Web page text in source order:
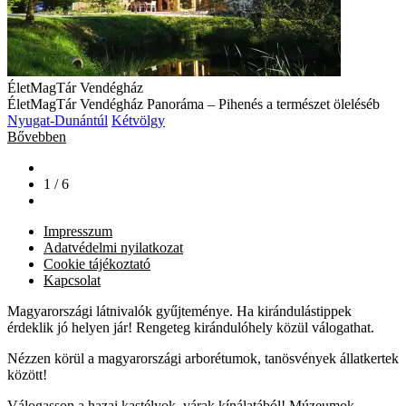
ÉletMagTár Vendégház
ÉletMagTár Vendégház Panoráma – Pihenés a természet öleléséb
Nyugat-Dunántúl Kétvölgy
Bővebben
1 / 6
Impresszum
Adatvédelmi nyilatkozat
Cookie tájékoztató
Kapcsolat
Magyarországi látnivalók gyűjteménye. Ha kirándulástippek
érdeklik jó helyen jár! Rengeteg kirándulóhely közül válogathat.
Nézzen körül a magyarországi arborétumok, tanösvények állatkertek
között!